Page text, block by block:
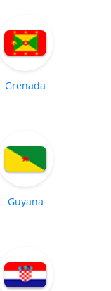
Grenada
Guyana